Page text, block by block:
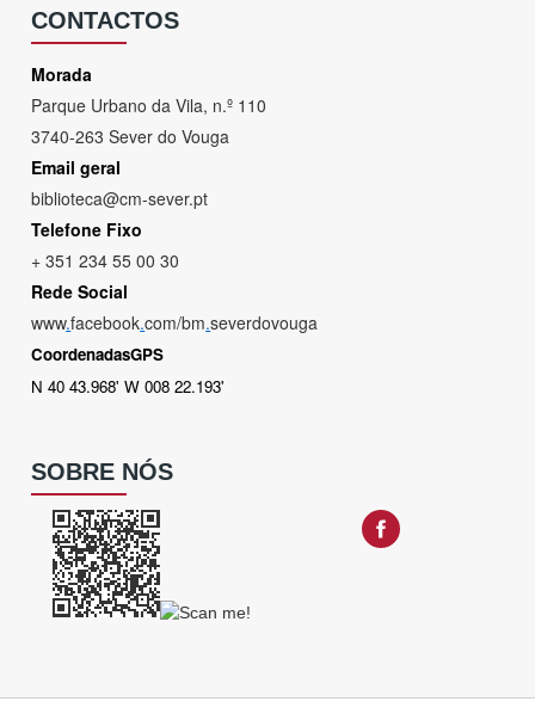
CONTACTOS
Morada
Parque Urbano da Vila, n.º 110
3740-263 Sever do Vouga
Email geral
biblioteca@cm-sever.pt
Telefone Fixo
+ 351 234 55 00 30
Rede Social
www.facebook.com/bm.severdovouga
CoordenadasGPS
N 40 43.968' W 008 22.193'
SOBRE NÓS